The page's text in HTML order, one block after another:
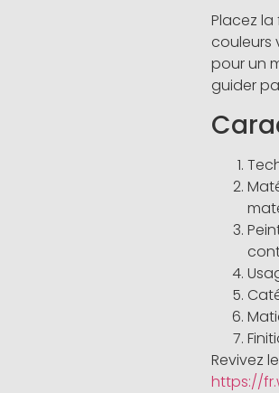
Placez la
couleurs
pour un
guider
Revivez
https://